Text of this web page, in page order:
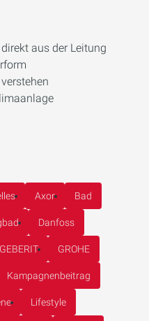
aus der Leitung
Axor Bad
Danfoss
GEBERIT GROHE
Kampagnenbeitrag
Lifestyle